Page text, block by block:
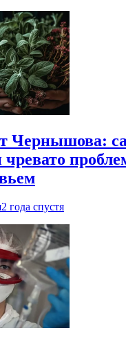
Чернышова:
чревато
2 года спустя